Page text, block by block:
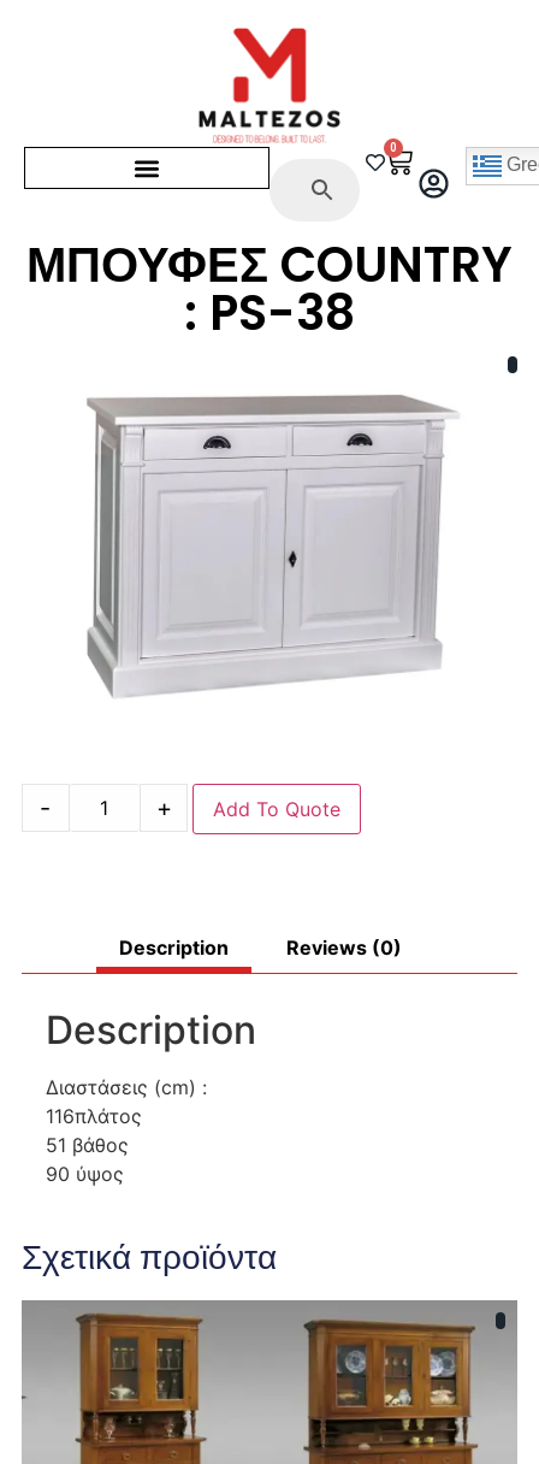
0
ΜΠΟΥΦΕΣ COUNTRY
: PS-38
- + Add To Quote
Description Reviews (0)
Description
Διαστάσεις (cm) :
116πλάτος
51 βάθος
90 ύψος
Σχετικά προϊόντα